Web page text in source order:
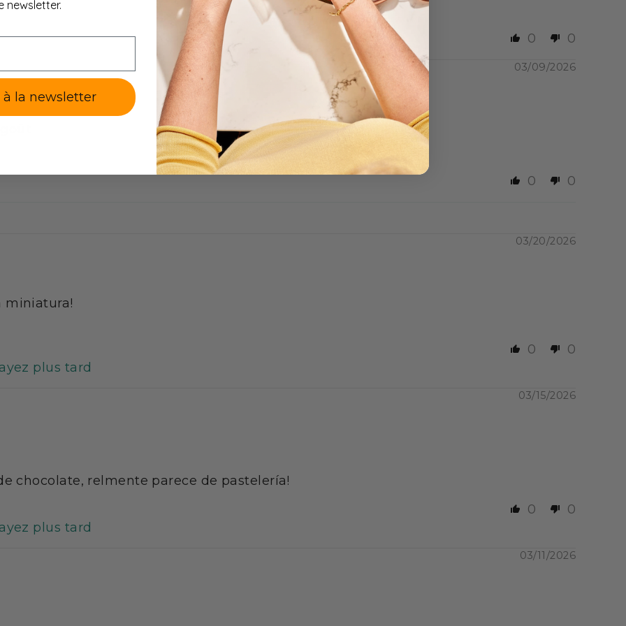
1 brioche hyperprotéinée aux pépites de chocolat.
Produit fabriqué sans ingrédients à base de chair animale. La formulation
étudiée pour exclure la viande sous toutes ses formes (viande rouge et
et les fruits de mer.
la brioche hyperprotéinée aux pépites de chocolat MinciDélice :
protéinée pour une prise de protéines. Peut éventuellement être associée à
remplacement d'une brioche classique.
d'un régime aux protéines ou tout autre type de régime
partir de la date de fabrication si entreposée dans les conditions recommandées.
original dans un endroit frais (< 25°C) et sec (HR < 65 %), à l'abri de la lumière.
:
sont uniquement commercialisés via internet et sans aucun intermédiaire afin de
régime hyperprotéiné, ainsi qu'un grand nombre de recettes à base de nos
0
0
03/09/2026
0
0
03/20/2026
miniatura!
0
0
plus tard
03/15/2026
chocolate, relmente parece de pastelería!
0
0
plus tard
03/11/2026
newsletter.
à la newsletter